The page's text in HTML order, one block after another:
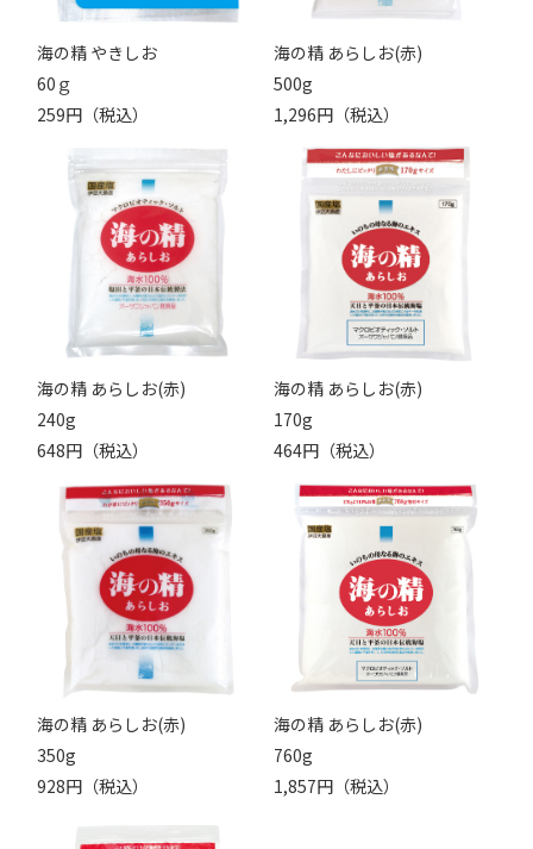
海の精 やきしお
60ｇ
259円（税込）
海の精 あらしお(赤)
500g
1,296円（税込）
海の精 あらしお(赤)
240g
648円（税込）
海の精 あらしお(赤)
170g
464円（税込）
海の精 あらしお(赤)
350g
928円（税込）
海の精 あらしお(赤)
760g
1,857円（税込）